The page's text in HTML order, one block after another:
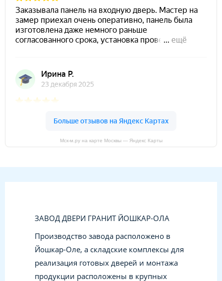
Мск-м.ру на карте Москвы — Яндекс Карты
ЗАВОД ДВЕРИ ГРАНИТ ЙОШКАР-ОЛА
Производство завода расположено в
Йошкар-Оле, а складские комплексы для
реализация готовых дверей и монтажа
продукции расположены в крупных